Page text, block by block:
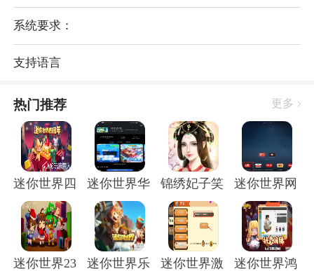
强道具的属性。
4. 全息投影装置：
右键使用可观看迷你新世界漫画简介。
使用后可回到当前所在星球的家的位置。
6. 三角门残片：
移动传送道具，使用后可直接消耗道具。
游戏亮点
1. 高度自由的创作空间：玩家可以根据自己的想象力和
创造力，创建出独一无二的游戏世界。
2. 丰富的游戏道具：新增更强大的武器和有趣的装饰物
品，丰富了游戏内容。
3. 全新的游戏场景：新增神秘的地下城、梦幻的花园、
系统要求：
支持语言
热门推荐 更多
迷你世界四周年版本迷你世界华为平台版锦绣妃子笑游戏迷你世界网易
迷你世界233版乐园迷你世界乐视版迷你世界激活码版手机版
迷你世界鸿蒙